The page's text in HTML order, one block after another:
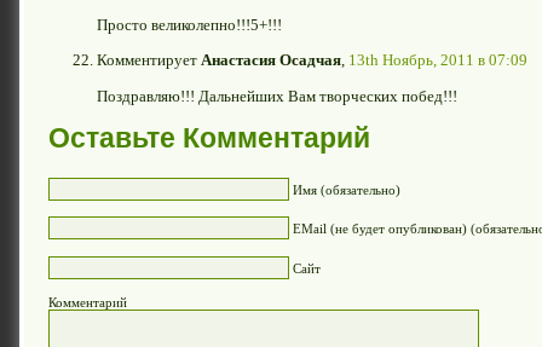
Просто великолепно!!!5+!!!
Комментирует Анастасия Осадчая, 13th Ноябрь, 2011 в 07:09
Поздравляю!!! Дальнейших Вам творческих побед!!!
Оставьте Комментарий
Имя (обязательно)
EMail (не будет опубликован)
Сайт
Комментарий